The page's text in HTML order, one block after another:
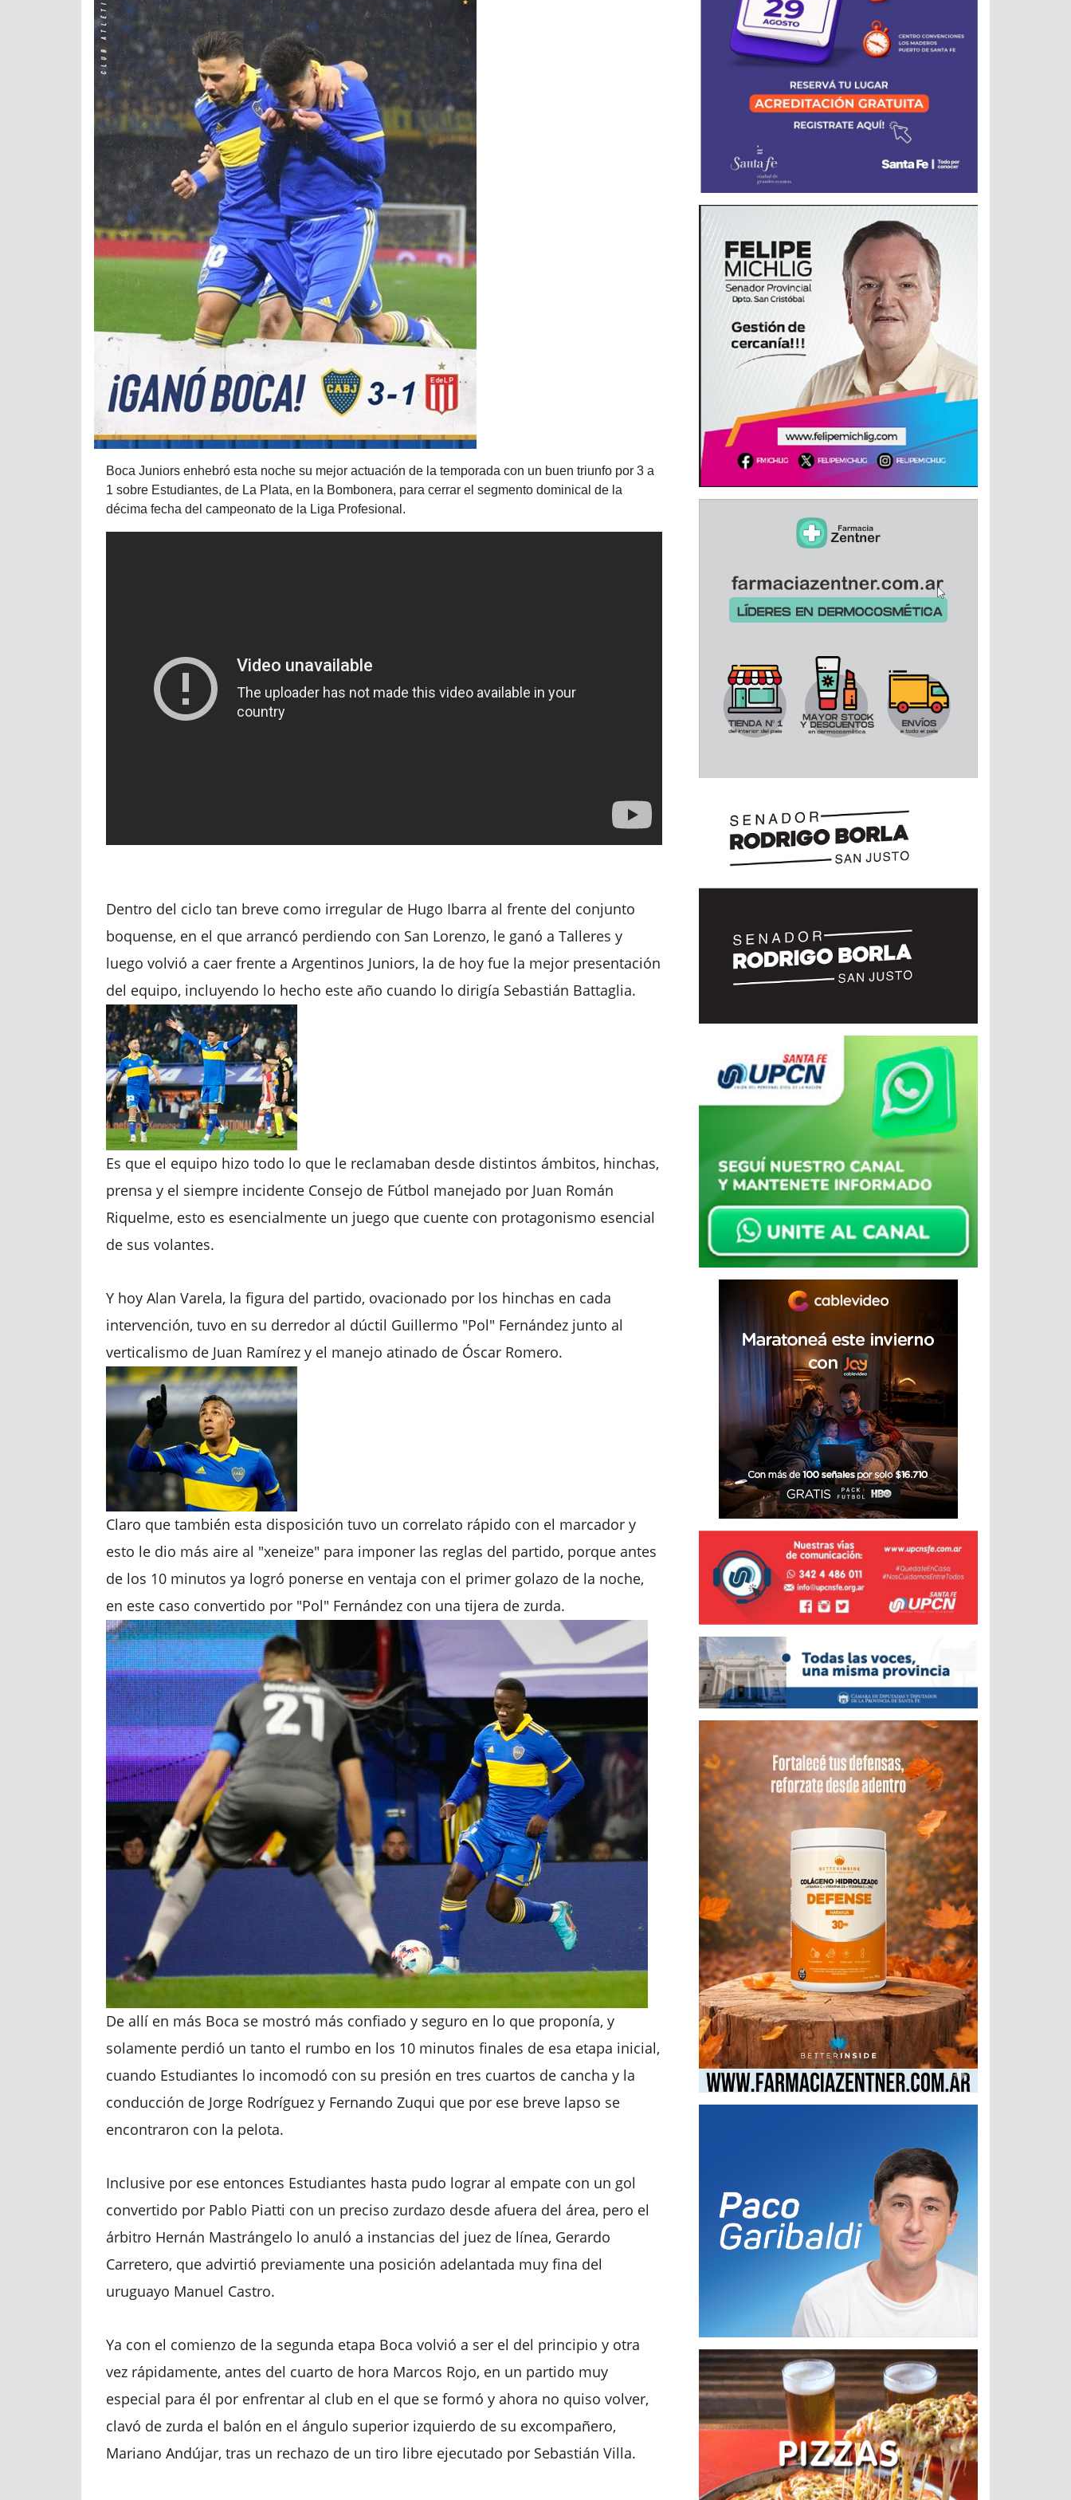
Boca Juniors enhebró esta noche su mejor actuación de la temporada con un buen triunfo por 3 a
1 sobre Estudiantes, de La Plata, en la Bombonera, para cerrar el segmento dominical de la
décima fecha del campeonato de la Liga Profesional.
Dentro del ciclo tan breve como irregular de Hugo Ibarra al frente del conjunto
boquense, en el que arrancó perdiendo con San Lorenzo, le ganó a Talleres y
luego volvió a caer frente a Argentinos Juniors, la de hoy fue la mejor presentación
del equipo, incluyendo lo hecho este año cuando lo dirigía Sebastián Battaglia.
Es que el equipo hizo todo lo que le reclamaban desde distintos ámbitos, hinchas,
prensa y el siempre incidente Consejo de Fútbol manejado por Juan Román
Riquelme, esto es esencialmente un juego que cuente con protagonismo esencial
de sus volantes.
Y hoy Alan Varela, la figura del partido, ovacionado por los hinchas en cada
intervención, tuvo en su derredor al dúctil Guillermo "Pol" Fernández junto al
verticalismo de Juan Ramírez y el manejo atinado de Óscar Romero.
Claro que también esta disposición tuvo un correlato rápido con el marcador y
esto le dio más aire al "xeneize" para imponer las reglas del partido, porque antes
de los 10 minutos ya logró ponerse en ventaja con el primer golazo de la noche,
en este caso convertido por "Pol" Fernández con una tijera de zurda.
De allí en más Boca se mostró más confiado y seguro en lo que proponía, y
solamente perdió un tanto el rumbo en los 10 minutos finales de esa etapa inicial,
cuando Estudiantes lo incomodó con su presión en tres cuartos de cancha y la
conducción de Jorge Rodríguez y Fernando Zuqui que por ese breve lapso se
encontraron con la pelota.
Inclusive por ese entonces Estudiantes hasta pudo lograr al empate con un gol
convertido por Pablo Piatti con un preciso zurdazo desde afuera del área, pero el
árbitro Hernán Mastrángelo lo anuló a instancias del juez de línea, Gerardo
Carretero, que advirtió previamente una posición adelantada muy fina del
uruguayo Manuel Castro.
Ya con el comienzo de la segunda etapa Boca volvió a ser el del principio y otra
vez rápidamente, antes del cuarto de hora Marcos Rojo, en un partido muy
especial para él por enfrentar al club en el que se formó y ahora no quiso volver,
clavó de zurda el balón en el ángulo superior izquierdo de su excompañero,
Mariano Andújar, tras un rechazo de un tiro libre ejecutado por Sebastián Villa.